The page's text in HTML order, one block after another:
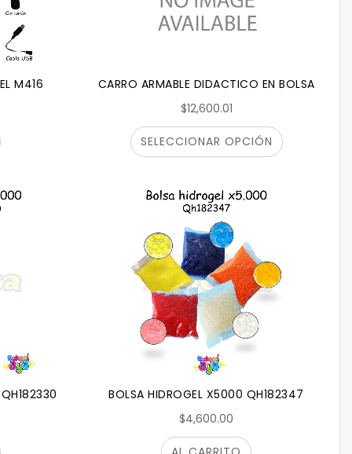
M416
CARRO ARMABLE DIDACTICO EN BOLSA
$12,600.01
SELECCIONAR OPCIÓN
BOLSA HIDROGEL X5000 QH182347
$4,600.00